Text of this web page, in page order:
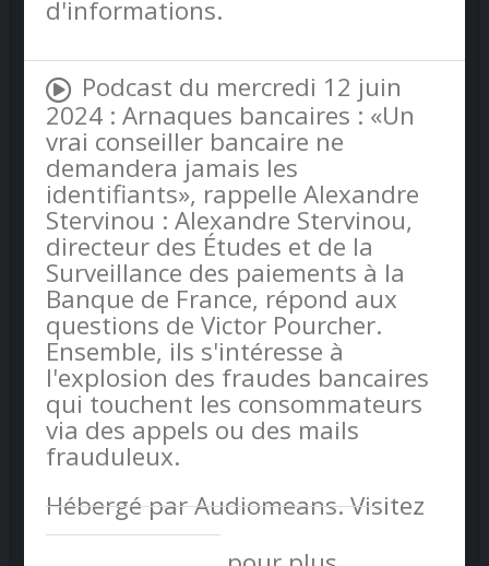
d'informations.
Podcast du mercredi 12 juin
2024 : Arnaques bancaires : «Un
vrai conseiller bancaire ne
demandera jamais les
identifiants», rappelle Alexandre
Stervinou : Alexandre Stervinou,
directeur des Études et de la
Surveillance des paiements à la
Banque de France, répond aux
questions de Victor Pourcher.
Ensemble, ils s'intéresse à
l'explosion des fraudes bancaires
qui touchent les consommateurs
via des appels ou des mails
frauduleux.
Hébergé par Audiomeans. Visitez
audiomeans.fr/politique-de-